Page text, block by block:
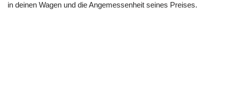
in deinen Wagen und die Angemessenheit seines Preises.